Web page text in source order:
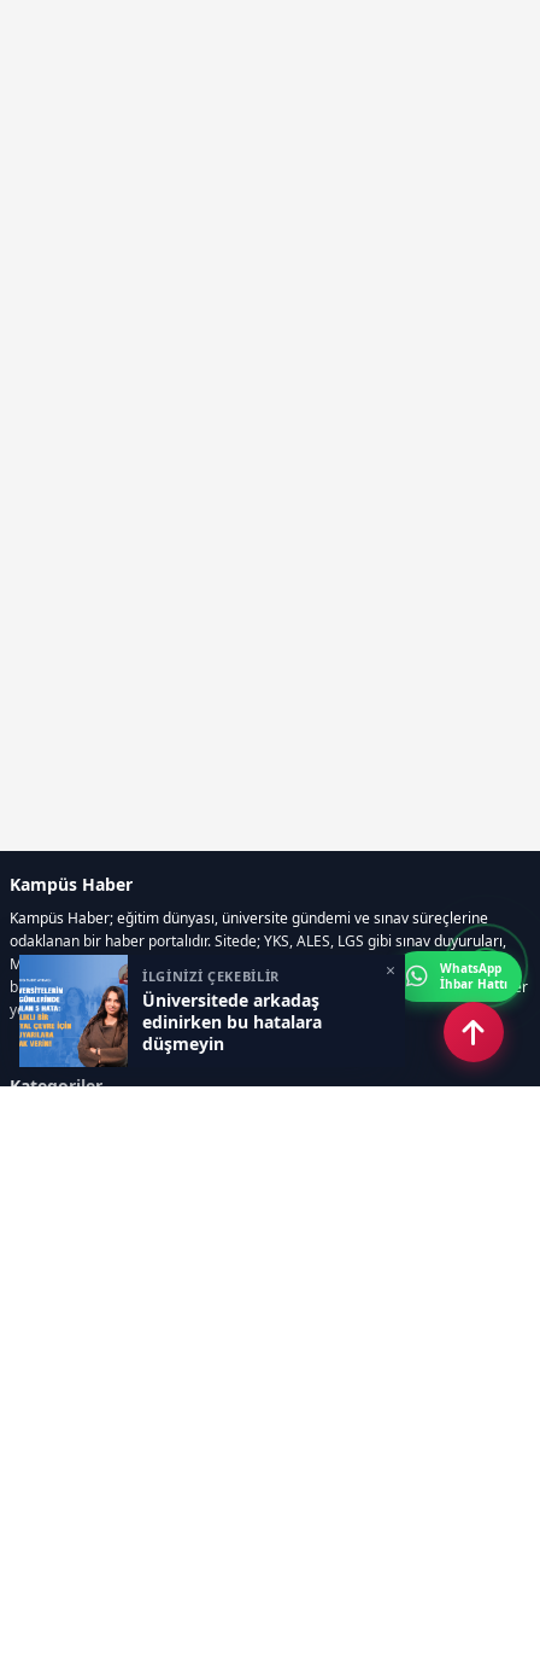
İLGİNİZİ ÇEKEBİLİR
Üniversitede arkadaş
edinirken bu hatalara
düşmeyin
×
Kampüs Haber
Kampüs Haber; eğitim dünyası, üniversite gündemi ve sınav süreçlerine
odaklanan bir haber portalıdır. Sitede; YKS, ALES, LGS gibi sınav duyuruları,
Milli Eğitim Bakanlığı gelişmeleri, üniversite haberleri, rehberlik içerikleri,
bilim ve teknoloji alanındaki yenilikler ile öğrenci yaşamına dair güncel bilgiler
yer alır.
Kategoriler
WhatsApp
İhbar Hattı